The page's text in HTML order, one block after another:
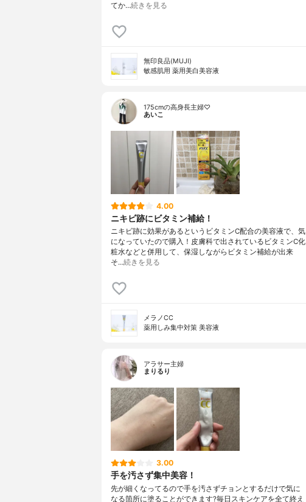
てか…続きを見る
無印良品(MUJI)
敏感肌用 薬用美白美容液
175cmの高身長主婦♡
あいこ
4.00
ニキビ跡にビタミン補給！
ニキビ跡に効果があるというビタミンC配合の美容液で、気
になっていたので購入！皮膚科で出されているビタミンC化
粧水などと併用して、保湿しながらビタミン補給が出来
そ…続きを見る
メラノCC
薬用しみ集中対策 美容液
アラサー主婦
まりるり
3.00
手を汚さず集中美容！
先が細くなってるので手を汚さずチョンとするだけで気に
なる箇所に塗ることができます?毎日スキンケアを全て終え